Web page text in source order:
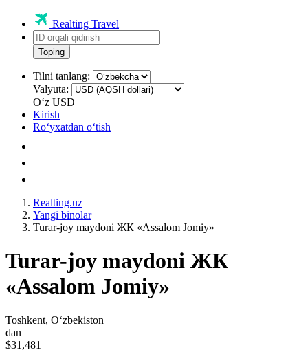
Realting Travel
Toping
Tilni tanlang:
Valyuta:
Oʻz USD
Kirish
Roʻyxatdan oʻtish
Realting.uz
Yangi binolar
Turar-joy maydoni ЖК «Assalom Jomiy»
Turar-joy maydoni ЖК
«Assalom Jomiy»
Toshkent, Oʻzbekiston
dan
$31,481